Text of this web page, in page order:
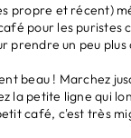
propre et récent)
pour les puristes
prendre un peu
beau ! Marchez
la petite ligne qui
café, c'est très